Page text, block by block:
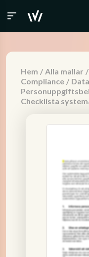
Hem / Alla mallar /
Compliance /
Checklista